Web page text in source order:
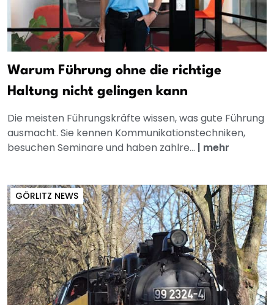
Warum Führung ohne die richtige
Haltung nicht gelingen kann
Die meisten Führungskräfte wissen, was gute Führung
ausmacht. Sie kennen Kommunikationstechniken,
besuchen Seminare und haben zahlre... | mehr
GÖRLITZ NEWS